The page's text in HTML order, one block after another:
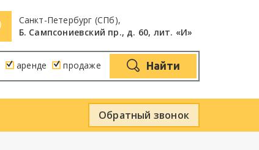
Санкт-Петербург (СПб),
Б. Сампсониевский пр., д. 60, лит. «И»
аренде продаже Найти
Обратный звонок